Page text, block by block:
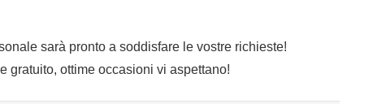
sarà pronto a soddisfare le vostre richieste!
gratuito, ottime occasioni vi aspettano!